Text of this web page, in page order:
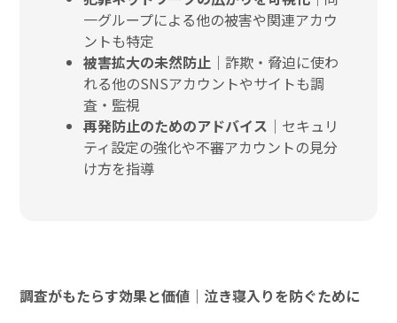
一グループによる他の被害や関連アカウ
ントも特定
被害拡大の未然防止 ｜詐欺・脅迫に使わ
れる他のSNSアカウントやサイトも調
査・監視
再発防止のためのアドバイス ｜セキュリ
ティ設定の強化や不審アカウントの見分
け方を指導
調査がもたらす効果と価値｜泣き寝入りを防ぐために